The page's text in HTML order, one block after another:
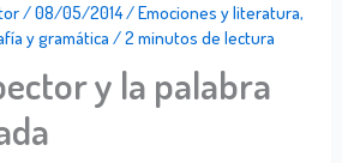
/08/05/2014/Emociones y literatura,
y gramática /2 minutos de lectura
y la palabra